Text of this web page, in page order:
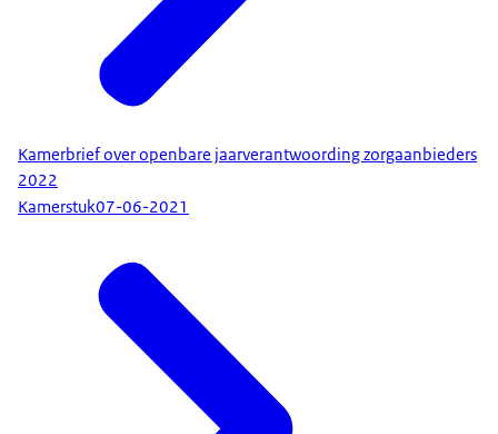
Kamerbrief over openbare jaarverantwoording zorgaanbieders
2022
Kamerstuk07-06-2021